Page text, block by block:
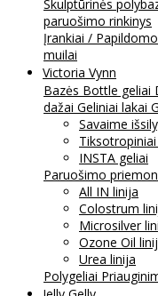
Skulptūrinės
paruošimo rinkinys
Įrankiai /
muilai
Victoria Vynn
Bazės Bottle geliai
dažai Geliniai lakai
Savaime
INSTA geliai
Paruošimo
All IN linija
Colostrum
Microsilver
Ozone Oil
Urea linija
Polygeliai